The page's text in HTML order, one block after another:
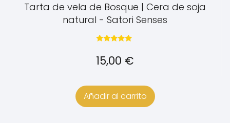
Tarta de vela de Bosque | Cera de soja
natural - Satori Senses
5.00
15,00 €
Añadir al carrito